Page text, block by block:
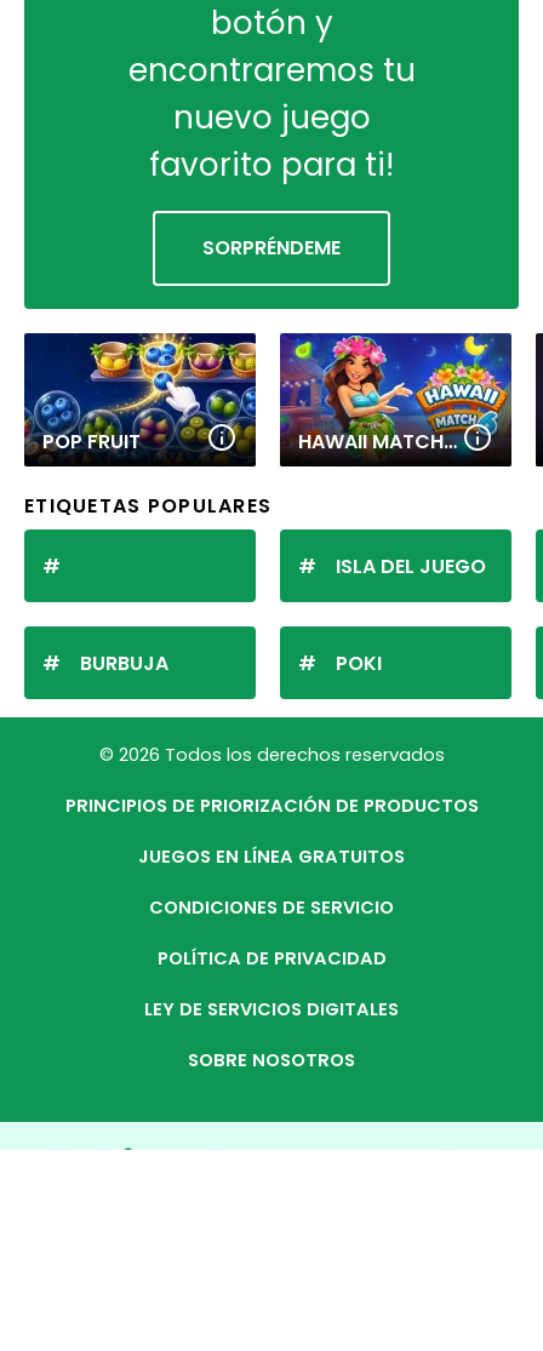
botón y
encontraremos tu
nuevo juego
favorito para ti!
SORPRÉNDEME
POP FRUIT HAWAII MATCH 6
ETIQUETAS POPULARES
BURBUJA
ISLA DEL JUEGO
POKI
© 2026 Todos los derechos reservados
PRINCIPIOS DE PRIORIZACIÓN DE PRODUCTOS
JUEGOS EN LÍNEA GRATUITOS
CONDICIONES DE SERVICIO
POLÍTICA DE PRIVACIDAD
LEY DE SERVICIOS DIGITALES
SOBRE NOSOTROS